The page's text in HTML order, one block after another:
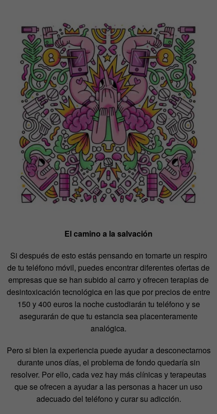
El camino a la salvación
Si después de esto estás pensando en tomarte un respiro
de tu teléfono móvil, puedes encontrar diferentes ofertas de
empresas que se han subido al carro y ofrecen terapias de
desintoxicación tecnológica en las que por precios de entre
150 y 400 euros la noche custodiarán tu teléfono y se
asegurarán de que tu estancia sea placenteramente
analógica.
Pero si bien la experiencia puede ayudar a desconectarnos
durante unos días, el problema de fondo quedaría sin
resolver. Por ello, cada vez hay más clínicas y terapeutas
que se ofrecen a ayudar a las personas a hacer un uso
adecuado del teléfono y curar su adicción.